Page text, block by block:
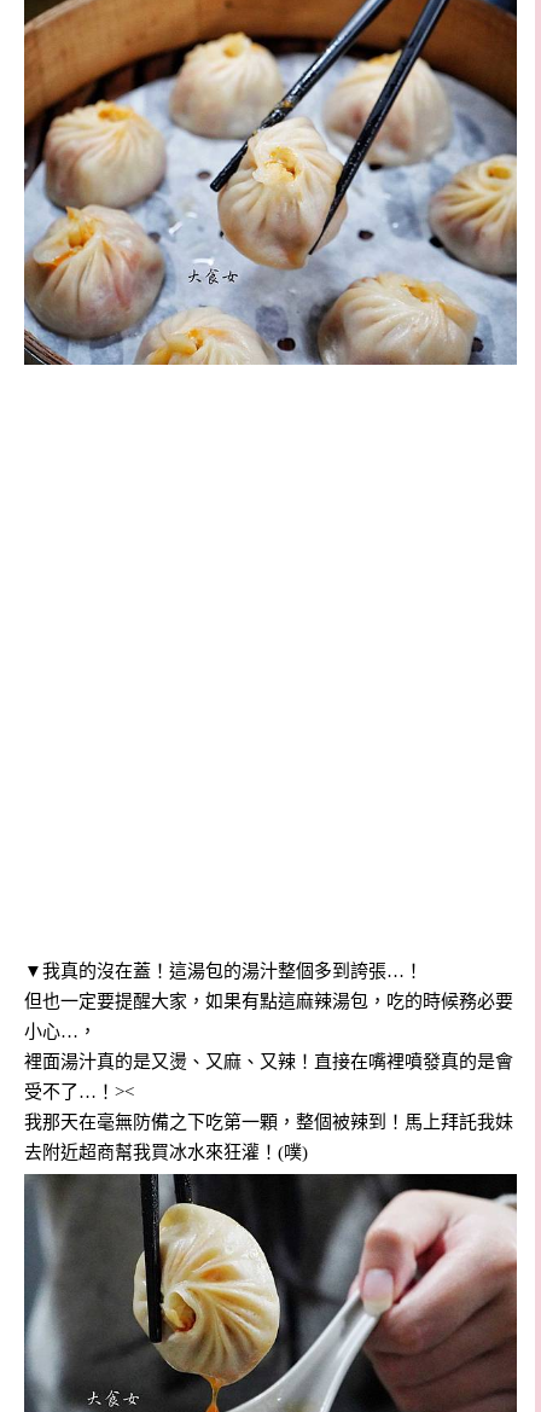
▼我真的沒在蓋！這湯包的湯汁整個多到誇張…！
但也一定要提醒大家，如果有點這麻辣湯包，吃的時候務必要
小心…，
裡面湯汁真的是又燙、又麻、又辣！直接在嘴裡噴發真的是會
受不了…！><
我那天在毫無防備之下吃第一顆，整個被辣到！馬上拜託我妹
去附近超商幫我買冰水來狂灌！(噗)